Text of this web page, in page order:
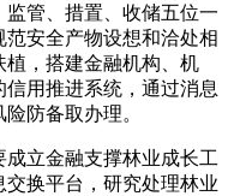
管、措置、收储五位一
安全产物设想和洽处相
，搭建金融机构、机
用推进系统，通过消息
防备取办理。
立金融支撑林业成长工
换平台，研究处理林业